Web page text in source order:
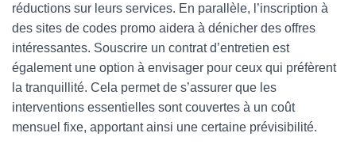
réductions sur leurs services. En parallèle, l’inscription à
des sites de codes promo aidera à dénicher des offres
intéressantes. Souscrire un contrat d’entretien est
également une option à envisager pour ceux qui préfèrent
la tranquillité. Cela permet de s’assurer que les
interventions essentielles sont couvertes à un coût
mensuel fixe, apportant ainsi une certaine prévisibilité.